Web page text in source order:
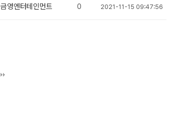
금영엔터테인먼트 0 2021-11-15 09:47:56